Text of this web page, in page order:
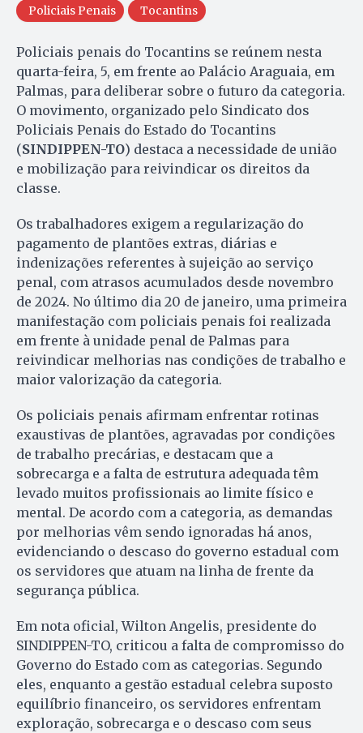
Policiais Penais
Tocantins
Policiais penais do Tocantins se reúnem nesta
quarta-feira, 5, em frente ao Palácio Araguaia, em
Palmas, para deliberar sobre o futuro da categoria.
O movimento, organizado pelo Sindicato dos
Policiais Penais do Estado do Tocantins
(SINDIPPEN-TO) destaca a necessidade de união
e mobilização para reivindicar os direitos da
classe.
Os trabalhadores exigem a regularização do
pagamento de plantões extras, diárias e
indenizações referentes à sujeição ao serviço
penal, com atrasos acumulados desde novembro
de 2024. No último dia 20 de janeiro, uma primeira
manifestação com policiais penais foi realizada
em frente à unidade penal de Palmas para
reivindicar melhorias nas condições de trabalho e
maior valorização da categoria.
Os policiais penais afirmam enfrentar rotinas
exaustivas de plantões, agravadas por condições
de trabalho precárias, e destacam que a
sobrecarga e a falta de estrutura adequada têm
levado muitos profissionais ao limite físico e
mental. De acordo com a categoria, as demandas
por melhorias vêm sendo ignoradas há anos,
evidenciando o descaso do governo estadual com
os servidores que atuam na linha de frente da
segurança pública.
Em nota oficial, Wilton Angelis, presidente do
SINDIPPEN-TO, criticou a falta de compromisso do
Governo do Estado com as categorias. Segundo
eles, enquanto a gestão estadual celebra suposto
equilíbrio financeiro, os servidores enfrentam
exploração, sobrecarga e o descaso com seus